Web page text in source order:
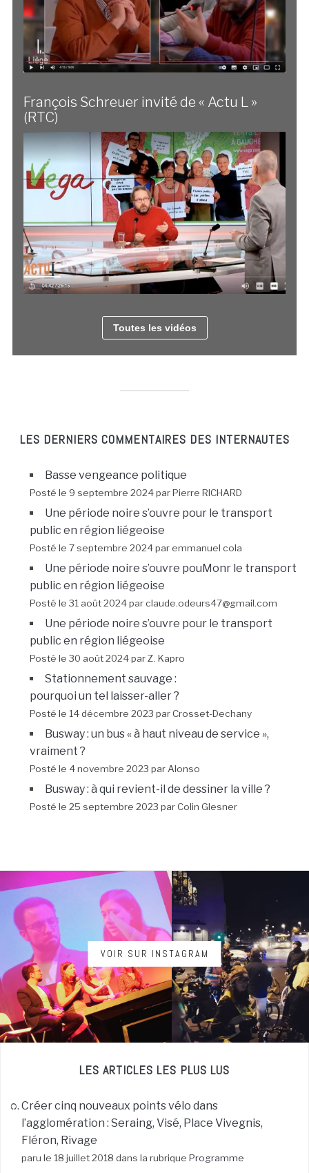
François Schreuer invité de « Actu L »
(RTC)
Toutes les vidéos
LES DERNIERS COMMENTAIRES DES INTERNAUTES
Basse vengeance politique
Posté le 9 septembre 2024 par Pierre RICHARD
Une période noire s’ouvre pour le transport
public en région liégeoise
Posté le 7 septembre 2024 par emmanuel cola
Une période noire s’ouvre pouMonr le transport
public en région liégeoise
Posté le 31 août 2024 par claude.odeurs47@gmail.com
Une période noire s’ouvre pour le transport
public en région liégeoise
Posté le 30 août 2024 par Z. Kapro
Stationnement sauvage :
pourquoi un tel laisser-aller ?
Posté le 14 décembre 2023 par Crosset-Dechany
Busway : un bus « à haut niveau de service »,
vraiment ?
Posté le 4 novembre 2023 par Alonso
Busway : à qui revient-il de dessiner la ville ?
Posté le 25 septembre 2023 par Colin Glesner
VOIR SUR INSTAGRAM
LES ARTICLES LES PLUS LUS
Créer cinq nouveaux points vélo dans
l’agglomération : Seraing, Visé, Place Vivegnis,
Fléron, Rivage
paru le 18 juillet 2018 dans la rubrique Programme